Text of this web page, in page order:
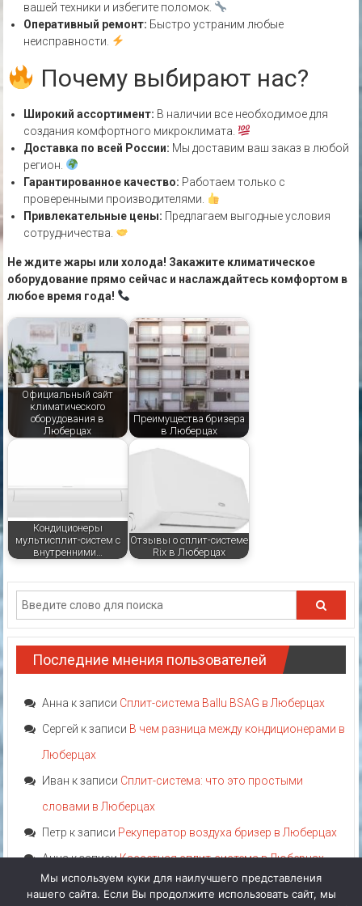
вашей техники и избегите поломок.
Оперативный ремонт: Быстро устраним любые
неисправности.
Почему выбирают нас?
Широкий ассортимент: В наличии все необходимое для
создания комфортного микроклимата.
Доставка по всей России: Мы доставим ваш заказ в любой
регион.
Гарантированное качество: Работаем только с
проверенными производителями.
Привлекательные цены: Предлагаем выгодные условия
сотрудничества.
Не ждите жары или холода! Закажите климатическое
оборудование прямо сейчас и наслаждайтесь комфортом в
любое время года!
Официальный сайт
климатического
оборудования в
Люберцах
Преимущества бризера
в Люберцах
Кондиционеры
мультисплит-систем с
внутренними…
Отзывы о сплит-системе
Rix в Люберцах
Последние мнения пользователей
Анна к записи Сплит-система Ballu BSAG в Люберцах
Сергей к записи В чем разница между кондиционерами в
Люберцах
Иван к записи Сплит-система: что это простыми
словами в Люберцах
Петр к записи Рекуператор воздуха бризер в Люберцах
Аннак записиКассетная сплит-система в Люберцах
Акция!Категории Теги АттрибутыПроизводители
Мы используем куки для наилучшего представления
нашего сайта. Если Вы продолжите использовать сайт, мы